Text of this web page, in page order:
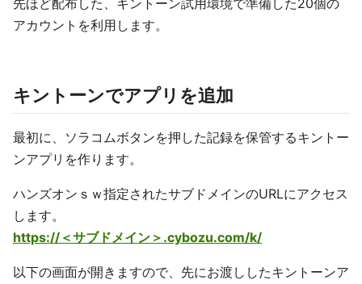
アカウントを利用します。
キントーンでアプリを追加
最初に、ソラコムボタンを押した記録を保管するキントー
ンアプリを作ります。
ハンズオンｓｗ指定されたサブドメインのURLにアクセス
します。
https://＜サブドメイン＞.cybozu.com/k/
以下の画面が開きますので、先にお渡ししたキントーンア